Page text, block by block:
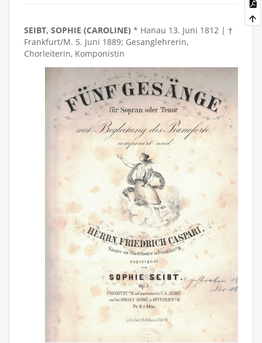
SEIBT, SOPHIE (CAROLINE) * Hanau 13. Juni 1812 | †
Frankfurt/M. 5. Juni 1889; Gesanglehrerin,
Chorleiterin, Komponistin